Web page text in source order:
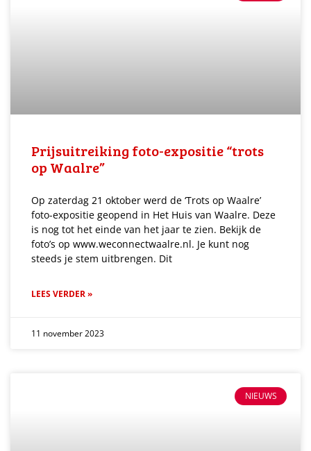
Prijsuitreiking foto-expositie “trots
op Waalre”
Op zaterdag 21 oktober werd de ‘Trots op Waalre’
foto-expositie geopend in Het Huis van Waalre. Deze
is nog tot het einde van het jaar te zien. Bekijk de
foto’s op www.weconnectwaalre.nl. Je kunt nog
steeds je stem uitbrengen. Dit
LEES VERDER »
11 november 2023
NIEUWS